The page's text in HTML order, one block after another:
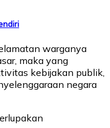
warganya
maka yang
kebijakan publik,
negara